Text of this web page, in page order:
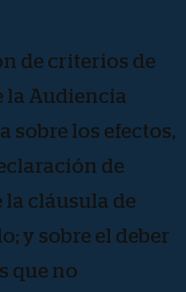
de criterios de
la Audiencia
sobre los efectos,
de
cláusula de
y sobre el deber
que no